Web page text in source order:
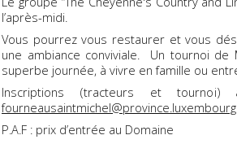
l’après-midi.
Vous pourrez vous restaurer et vous
une ambiance conviviale. Un tournoi de
superbe journée, à vivre en famille ou
Inscriptions (tracteurs et tournoi)
P.A.F : prix d’entrée au Domaine